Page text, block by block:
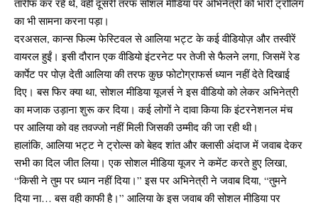
तारीफ कर रहे थे, वहीं दूसरी तरफ सोशल मीडिया पर अभिनेत्री को भारी ट्रोलिंग
का भी सामना करना पड़ा।
दरअसल, कान्स फिल्म फेस्टिवल से आलिया भट्ट के कई वीडियोज़ और तस्वीरें
वायरल हुईं। इसी दौरान एक वीडियो इंटरनेट पर तेजी से फैलने लगा, जिसमें रेड
कार्पेट पर पोज़ देती आलिया की तरफ कुछ फोटोग्राफर्स ध्यान नहीं देते दिखाई
दिए। बस फिर क्या था, सोशल मीडिया यूजर्स ने इस वीडियो को लेकर अभिनेत्री
का मजाक उड़ाना शुरू कर दिया। कई लोगों ने दावा किया कि इंटरनेशनल मंच
पर आलिया को वह तवज्जो नहीं मिली जिसकी उम्मीद की जा रही थी।
हालांकि, आलिया भट्ट ने ट्रोल्स को बेहद शांत और क्लासी अंदाज में जवाब देकर
सभी का दिल जीत लिया। एक सोशल मीडिया यूजर ने कमेंट करते हुए लिखा,
“किसी ने तुम पर ध्यान नहीं दिया।” इस पर अभिनेत्री ने जवाब दिया, “तुमने
दिया ना… बस वही काफी है।” आलिया के इस जवाब की सोशल मीडिया पर